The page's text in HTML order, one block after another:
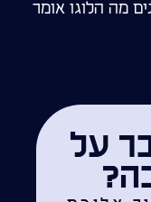
מה הלוגו אומר
על